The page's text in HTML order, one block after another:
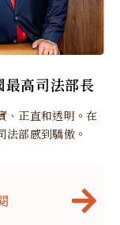
最高司法部長
、正直和透明。在
法部感到驕傲。